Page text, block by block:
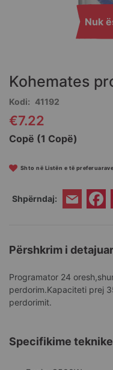
Nuk
beginning
the
images
gallery
Kohemates
Kodi 41192
€7.22
Copë (1 Copë)
Shto në Listën e të preferuarave
Shpërndaj: Email
Përshkrim i detajuar
Programator 24
perdorim.Kapaciteti prej
perdorimit.
Specifikime teknike